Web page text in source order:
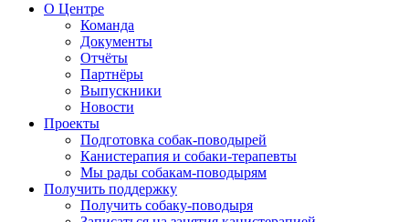
О Центре
Команда
Документы
Отчёты
Партнёры
Выпускники
Новости
Проекты
Подготовка собак-поводырей
Канистерапия и собаки-терапевты
Мы рады собакам-поводырям
Получить поддержку
Получить собаку-поводыря